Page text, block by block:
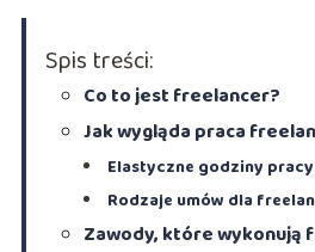
Spis treści:
Co to jest freelancer?
Jak wygląda praca
Elastyczne godziny
Rodzaje umów dla
Zawody, które wykonują